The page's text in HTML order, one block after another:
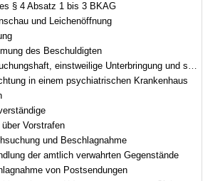
§ 4 Absatz 1 bis 3 BKAG
und Leichenöffnung
des Beschuldigten
Unterbringung und sonstige Maßnahmen zur Sicherstellung der Strafverfolgung und der Strafvollstreckung
in einem psychiatrischen Krankenhaus
Vorstrafen
und Beschlagnahme
der amtlich verwahrten Gegenstände
von Postsendungen